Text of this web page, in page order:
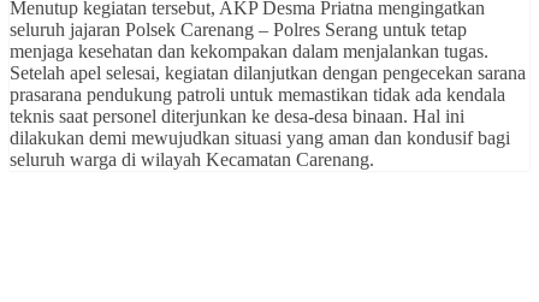
Menutup kegiatan tersebut, AKP Desma Priatna mengingatkan
seluruh jajaran Polsek Carenang – Polres Serang untuk tetap
menjaga kesehatan dan kekompakan dalam menjalankan tugas.
Setelah apel selesai, kegiatan dilanjutkan dengan pengecekan sarana
prasarana pendukung patroli untuk memastikan tidak ada kendala
teknis saat personel diterjunkan ke desa-desa binaan. Hal ini
dilakukan demi mewujudkan situasi yang aman dan kondusif bagi
seluruh warga di wilayah Kecamatan Carenang.